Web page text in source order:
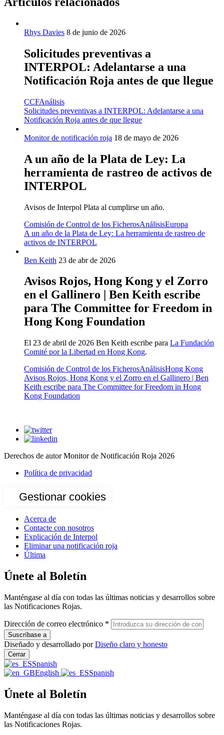
Rhys Davies 8 de junio de 2026
Solicitudes preventivas a
INTERPOL: Adelantarse a una
Notificación Roja antes de que llegue
CCFAnálisis
Solicitudes preventivas a INTERPOL: Adelantarse a una
Notificación Roja antes de que llegue
Monitor de notificación roja 18 de mayo de 2026
A un año de la Plata de Ley: La
herramienta de rastreo de activos de
INTERPOL
Avisos de Interpol Plata al cumplirse un año.
Comisión de Control de los FicherosAnálisisEuropa
A un año de la Plata de Ley: La herramienta de rastreo de
activos de INTERPOL
Ben Keith 23 de abr de 2026
Avisos Rojos, Hong Kong y el Zorro
en el Gallinero | Ben Keith escribe
para The Committee for Freedom in
Hong Kong Foundation
El 23 de abril de 2026 Ben Keith escribe para La Fundación
Comité por la Libertad en Hong Kong.
Comisión de Control de los FicherosAnálisisHong Kong
Avisos Rojos, Hong Kong y el Zorro en el Gallinero | Ben
Keith escribe para The Committee for Freedom in Hong
Kong Foundation
Derechos de autor Monitor de Notificación Roja 2026
Política de privacidad
Gestionar cookies
Acerca de
Contacte con nosotros
Explicación de Interpol
Eliminar una notificación roja
Última
Únete al Boletín
Manténgase al día con todas las últimas noticias y desarrollos sobre
las Notificaciones Rojas.
Dirección de correo electrónico *
Diseñado y desarrollado por Diseño claro y honesto
Cerrar
Spanish
English
Spanish
Únete al Boletín
Manténgase al día con todas las últimas noticias y desarrollos sobre
las Notificaciones Rojas.